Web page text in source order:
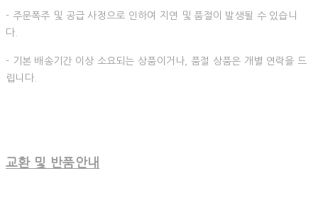
- 주문폭주 및 공급 사정으로 인하여 지연 및 품절이 발생될 수 있습니
다.
- 기본 배송기간 이상 소요되는 상품이거나, 품절 상품은 개별 연락을 드
립니다.
교환 및 반품안내